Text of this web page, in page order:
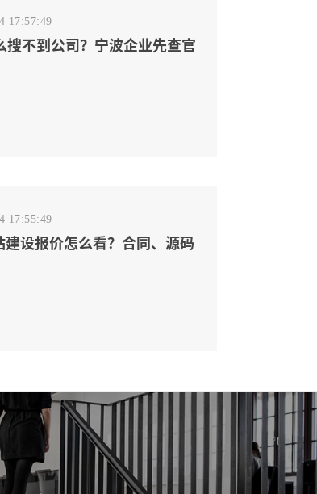
17:57:49
搜不到公司？宁波企业先查官
17:55:49
建设报价怎么看？合同、源码